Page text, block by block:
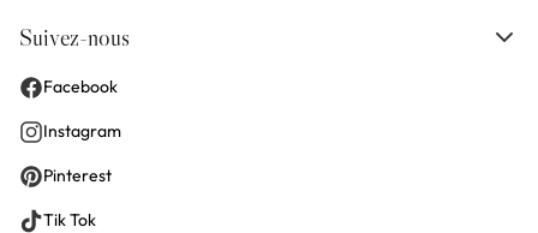
Suivez-nous
Facebook
Instagram
Pinterest
Tik Tok